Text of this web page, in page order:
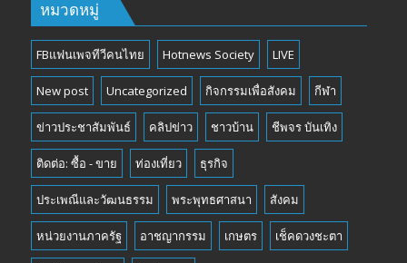
หมวดหมู่
FBแฟนเพจทีวีคนไทย Hotnews Society LIVE
New post Uncategorized กิจกรรมเพื่อสังคม กีฬา
ข่าวประชาสัมพันธ์ คลิปข่าว ชาวบ้าน ชีพจร บันเทิง
ติดต่อ: ซื้อ - ขาย ท่องเที่ยว ธุรกิจ
ประเพณีและวัฒนธรรม พระพุทธศาสนา สังคม
หน่วยงานภาครัฐ อาชญากรรม เกษตร เช็คดวงชะตา